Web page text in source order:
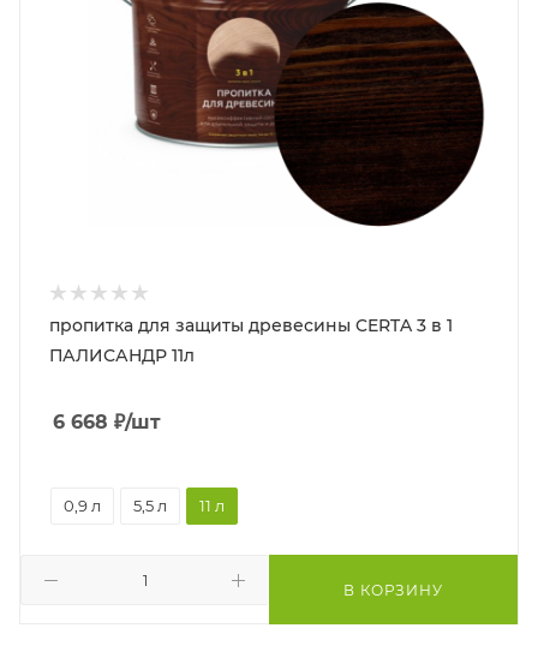
пропитка для защиты древесины CERTA 3 в 1
ПАЛИСАНДР 11л
6 668 ₽/шт
В КОРЗИНУ
0,9 л 5,5 л 11 л